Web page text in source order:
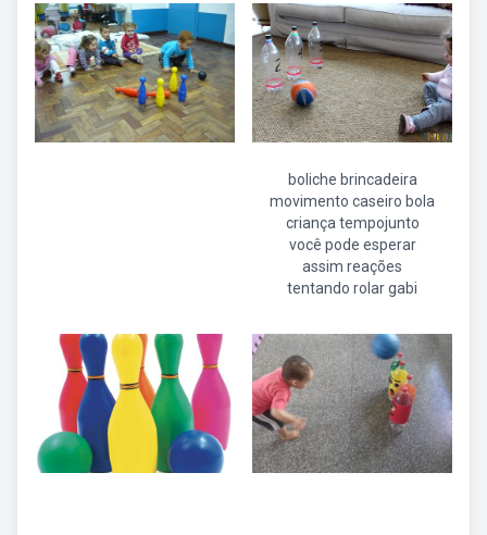
boliche brincadeira
movimento caseiro bola
criança tempojunto
você pode esperar
assim reações
tentando rolar gabi